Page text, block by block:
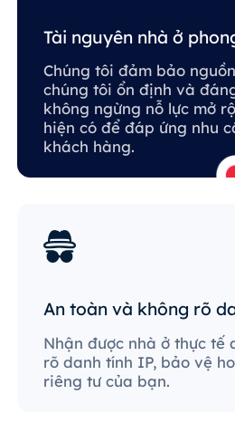
Tài nguyên nhà ở
Chúng tôi đảm bảo
chúng tôi ổn định và
không ngừng nỗ lực mở
hiện có để đáp ứng nhu
khách hàng.
An toàn và không rõ
Nhận được nhà ở thực tế
rõ danh tính IP, bảo vệ
riêng tư của bạn.